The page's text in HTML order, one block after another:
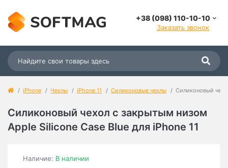
+38 (098) 110-10-10
Заказать звонок
iPhone Чехлы iPhone 11 Силиконовые чехлы Силиконовый
Силиконовый чехол c закрытым низом
Apple Silicone Case Blue для iPhone 11
Наличие: В наличии